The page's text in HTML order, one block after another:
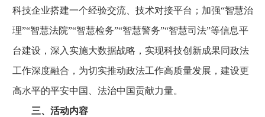
科技企业搭建一个经验交流、技术对接平台；加强“智慧治
理”“智慧法院”“智慧检务”“智慧警务”“智慧司法”等信息平
台建设，深入实施大数据战略，实现科技创新成果同政法
工作深度融合，为切实推动政法工作高质量发展，建设更
高水平的平安中国、法治中国贡献力量。
三、活动内容